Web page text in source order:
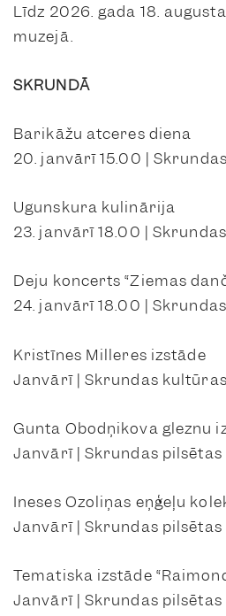
Līdz 2026. gada 18.
muzejā.
SKRUNDĀ
Barikāžu atceres diena
20. janvārī 15.00 |
Ugunskura kulinārija
23. janvārī 18.00 |
Deju koncerts “Ziemas
24. janvārī 18.00 |
Kristīnes Milleres izstāde
Janvārī | Skrundas
Gunta Obodņikova gleznu
Janvārī | Skrundas
Ineses Ozoliņas eņģeļu
Janvārī | Skrundas
Tematiska izstāde
Janvārī | Skrundas